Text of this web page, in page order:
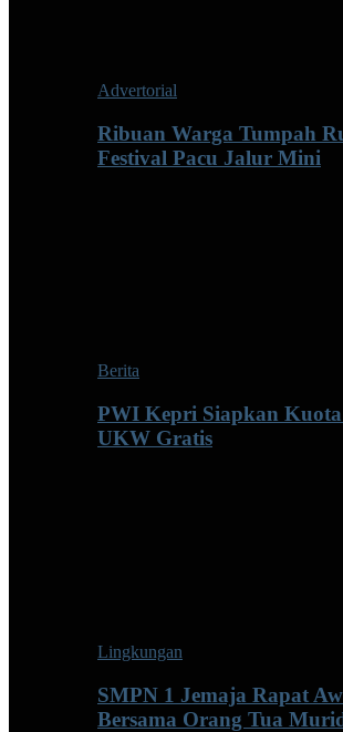
Advertorial
Ribuan Warga Tumpah
Festival Pacu Jalur Mini
Berita
PWI Kepri Siapkan
UKW Gratis
Lingkungan
SMPN 1 Jemaja Rapat
Bersama Orang Tua